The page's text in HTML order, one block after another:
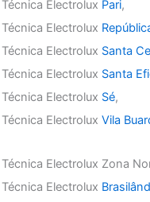
Electrolux Pari,
Electrolux
Electrolux Santa
Electrolux Santa
Electrolux Sé,
ElectroluxVila
Electrolux Zona
Electrolux